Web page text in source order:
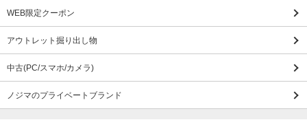
WEB限定クーポン
アウトレット掘り出し物
中古(PC/スマホ/カメラ)
ノジマのプライベートブランド